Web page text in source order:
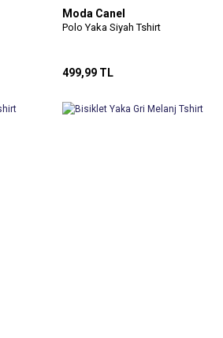
Moda Canel
Polo Yaka Siyah Tshirt
499,99 TL